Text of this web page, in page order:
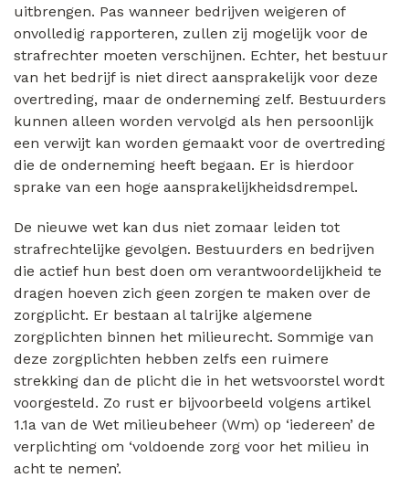
uitbrengen. Pas wanneer bedrijven weigeren of
onvolledig rapporteren, zullen zij mogelijk voor de
strafrechter moeten verschijnen. Echter, het bestuur
van het bedrijf is niet direct aansprakelijk voor deze
overtreding, maar de onderneming zelf. Bestuurders
kunnen alleen worden vervolgd als hen persoonlijk
een verwijt kan worden gemaakt voor de overtreding
die de onderneming heeft begaan. Er is hierdoor
sprake van een hoge aansprakelijkheidsdrempel.
De nieuwe wet kan dus niet zomaar leiden tot
strafrechtelijke gevolgen. Bestuurders en bedrijven
die actief hun best doen om verantwoordelijkheid te
dragen hoeven zich geen zorgen te maken over de
zorgplicht. Er bestaan al talrijke algemene
zorgplichten binnen het milieurecht. Sommige van
deze zorgplichten hebben zelfs een ruimere
strekking dan de plicht die in het wetsvoorstel wordt
voorgesteld. Zo rust er bijvoorbeeld volgens artikel
1.1a van de Wet milieubeheer (Wm) op ‘iedereen’ de
verplichting om ‘voldoende zorg voor het milieu in
acht te nemen’.